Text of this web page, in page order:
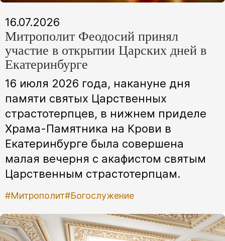
16.07.2026
Митрополит Феодосий принял
участие в открытии Царских дней в
Екатеринбурге
16 июля 2026 года, накануне дня
памяти святых Царственных
страстотерпцев, в нижнем приделе
Храма-Памятника на Крови в
Екатеринбурге была совершена
малая вечерня с акафистом святым
Царственным страстотерпцам.
#Митрополит#Богослужение